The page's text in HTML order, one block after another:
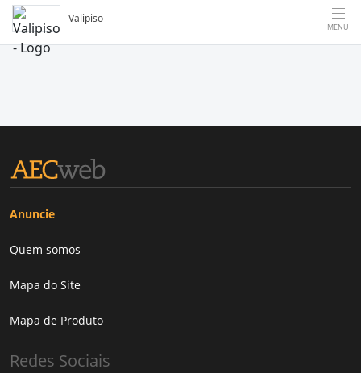
Valipiso
MENU
Anuncie
Quem somos
Mapa do Site
Mapa de Produto
Redes Sociais